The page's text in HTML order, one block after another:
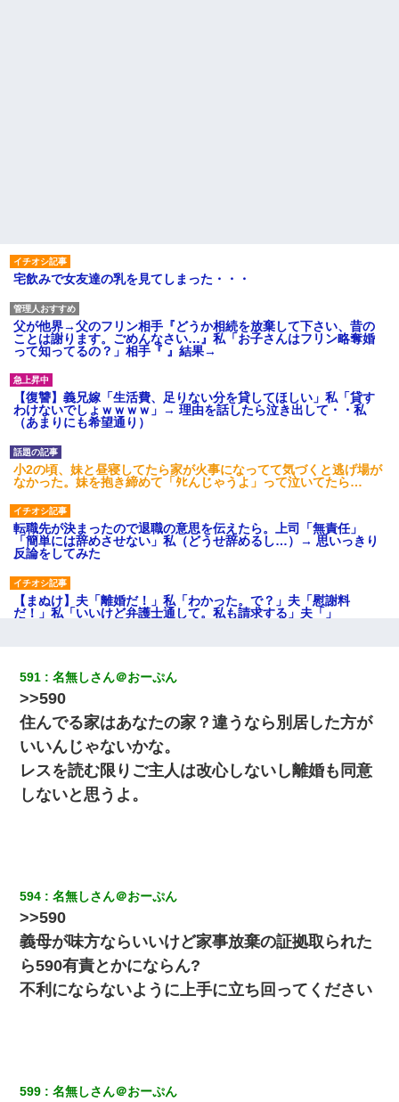
宅飲みで女友達の乳を見てしまった・・・
父が他界→父のフリン相手『どうか相続を放棄して下さい、昔の
ことは謝ります。ごめんなさい…』私「お子さんはフリン略奪婚
って知ってるの？」相手『 』結果→
【復讐】義兄嫁「生活費、足りない分を貸してほしい」私「貸す
わけないでしょｗｗｗｗ」→ 理由を話したら泣き出して・・私
（あまりにも希望通り）
小2の頃、妹と昼寝してたら家が火事になってて気づくと逃げ場が
なかった。妹を抱き締めて「ﾀﾋんじゃうよ」って泣いてたら…
転職先が決まったので退職の意思を伝えたら。上司「無責任」
「簡単には辞めさせない」私（どうせ辞めるし…）→ 思いっきり
反論をしてみた
【まぬけ】夫「離婚だ！」私「わかった。で？」夫「慰謝料
だ！」私「いいけど弁護士通して。私も請求する」夫「」
にしてなかったが、あまりにも子供が俺嫁に懐くので最後らへん
顔引きつってた → そして弟嫁が迎えに来た翌日…
私『貯金貯まったし、やっと家建てられるね！』夫「実家を二世
帯住宅にした。それに貯金使った」→私『離婚しよう』夫「え
っ」私『使った貯金はあげるから』→すると…
婚活パーティーでよく会う美女がいた。こんな完璧な容姿を持っ
→笑いが止まらなくなり・・・
上司「何なの、この書類！！」私「あの‥」上司「今は私が話し
てるの！」私「ですから」上司「黙って聞きなさい！」私「それ
は」上司「言い訳しない！」→結果ｗｗｗｗｗ
591 名無しさん＠おーぷん
>>590
住んでる家はあなたの家？違うなら別居した方が
いいんじゃないかな。
レスを読む限りご主人は改心しないし離婚も同意
しないと思うよ。
594 名無しさん＠おーぷん
>>590
義母が味方ならいいけど家事放棄の証拠取られた
ら590有責とかにならん?
不利にならないように上手に立ち回ってください
599 名無しさん＠おーぷん